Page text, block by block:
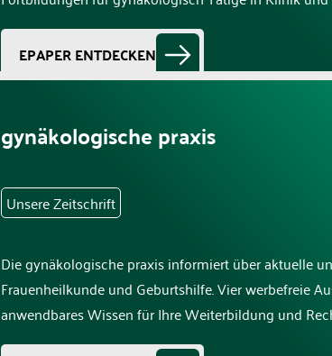
EPAPER ENTDECKEN
gynäkologische praxis
Unsere Zeitschrift
Die gynäkologische praxis informiert über aktuelle
Frauenheilkunde und Geburtshilfe. Vier werbefreie
anwendbares Wissen für Ihre Weiterbildung und